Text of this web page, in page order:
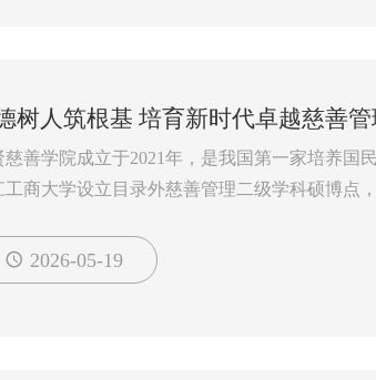
树人筑根基 培育新时代卓越慈善
慈善学院成立于2021年，是我国第一家培养国
工商大学设立目录外慈善管理二级学科硕博点
从事慈善项目管理、资金筹集、公关传播和行
内慈善管理人才培养的领军者、慈善学术研究
2026-05-19